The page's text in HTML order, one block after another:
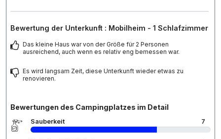
Bewertung der Unterkunft : Mobilheim - 1 Schlafzimmer
Das kleine Haus war von der Größe für 2 Personen
ausreichend, auch wenn es relativ eng bemessen war.
Es wird langsam Zeit, diese Unterkunft wieder etwas zu
renovieren.
Bewertungen des Campingplatzes im Detail
Sauberkeit 7